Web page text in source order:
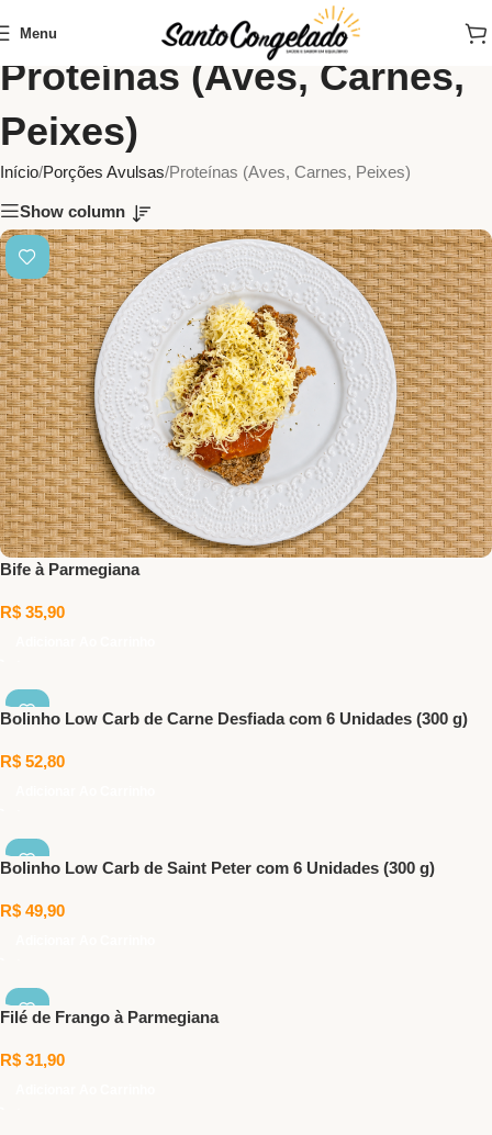
Menu
Proteínas (Aves, Carnes,
Peixes)
Início Porções Avulsas Proteínas (Aves, Carnes, Peixes)
Show column
Bife à Parmegiana
R$ 35,90
Bolinho Low Carb de Carne Desfiada com 6 Unidades (300 g)
R$ 52,80
Bolinho Low Carb de Saint Peter com 6 Unidades (300 g)
R$ 49,90
Filé de Frango à Parmegiana
R$ 31,90